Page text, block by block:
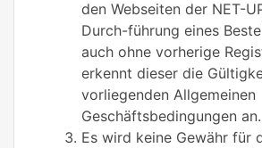
den Webseiten der NET-
Durch-führung eines
auch ohne vorherige
erkennt dieser die
vorliegenden Allgemeinen
Geschäftsbedingungen an.
Es wird keine Gewähr für